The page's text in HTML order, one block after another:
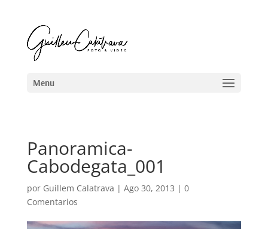
Panoramica-
Cabodegata_001
por Guillem Calatrava | Ago 30, 2013 | 0
Comentarios